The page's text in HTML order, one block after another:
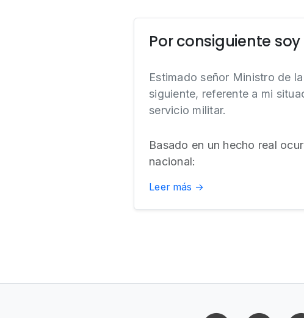
Por consiguiente
Estimado señor Ministro de
siguiente, referente a mi
servicio militar.
Basado en un hecho real
nacional:
Leer más →